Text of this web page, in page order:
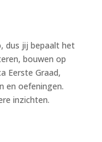
dus jij bepaalt het
bouwen op
Eerste Graad,
en oefeningen.
inzichten.